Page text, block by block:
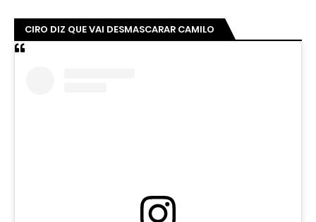
CIRO DIZ QUE VAI DESMASCARAR CAMILO